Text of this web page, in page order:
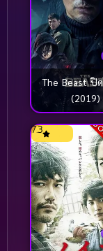
The Beast ปิด
(2019)
7.3